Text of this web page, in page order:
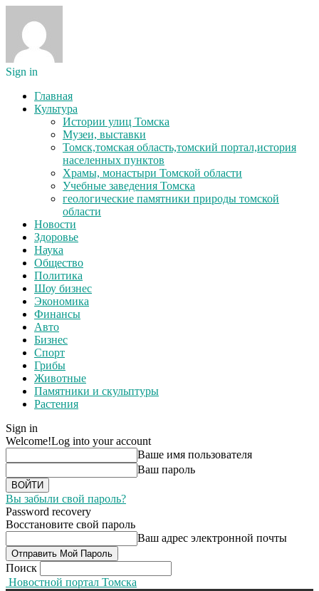
Sign in
Главная
Культура
Истории улиц Томска
Музеи, выставки
Томск,томская область,томский портал,история
населенных пунктов
Храмы, монастыри Томской области
Учебные заведения Томска
геологические памятники природы томской
области
Новости
Здоровье
Наука
Общество
Политика
Шоу бизнес
Экономика
Финансы
Авто
Бизнес
Спорт
Грибы
Животные
Памятники и скульптуры
Растения
Sign in
Welcome!Log into your account
Ваше имя пользователя
Ваш пароль
Вы забыли свой пароль?
Password recovery
Восстановите свой пароль
Ваш адрес электронной почты
Поиск
Новостной портал Томска